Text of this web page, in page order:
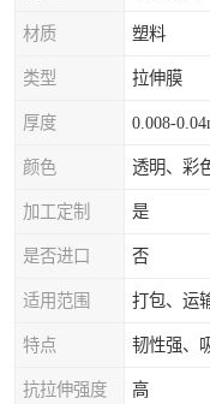
材质 塑料
类型 拉伸膜
厚度 0.008-
颜色 透明、彩
加工定制 是
是否进口 否
适用范围 打包、运
特点 韧性强、
抗拉伸强度 高